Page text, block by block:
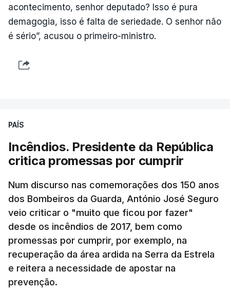
acontecimento, senhor deputado? Isso é pura
demagogia, isso é falta de seriedade. O senhor não
é sério”, acusou o primeiro-ministro.
PAÍS
Incêndios. Presidente da República
critica promessas por cumprir
Num discurso nas comemorações dos 150 anos
dos Bombeiros da Guarda, António José Seguro
veio criticar o "muito que ficou por fazer"
desde os incêndios de 2017, bem como
promessas por cumprir, por exemplo, na
recuperação da área ardida na Serra da Estrela
e reitera a necessidade de apostar na
prevenção.